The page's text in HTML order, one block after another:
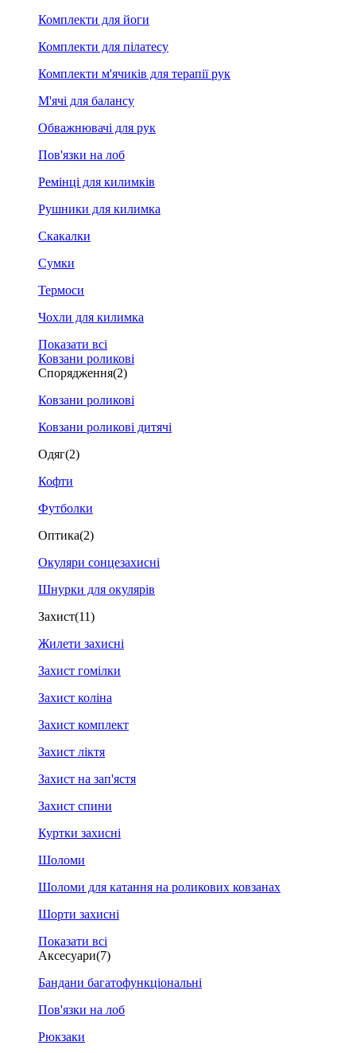
Комплекти для йоги
Комплекти для пілатесу
Комплекти м'ячиків для терапії рук
М'ячі для балансу
Обважнювачі для рук
Пов'язки на лоб
Ремінці для килимків
Рушники для килимка
Скакалки
Сумки
Термоси
Чохли для килимка
Показати всі
Ковзани роликові
Спорядження(2)
Ковзани роликові
Ковзани роликові дитячі
Одяг(2)
Кофти
Футболки
Оптика(2)
Окуляри сонцезахисні
Шнурки для окулярів
Захист(11)
Жилети захисні
Захист гомілки
Захист коліна
Захист комплект
Захист ліктя
Захист на зап'ястя
Захист спини
Куртки захисні
Шоломи
Шоломи для катання на роликових ковзанах
Шорти захисні
Показати всі
Аксесуари(7)
Бандани багатофункціональні
Пов'язки на лоб
Рюкзаки